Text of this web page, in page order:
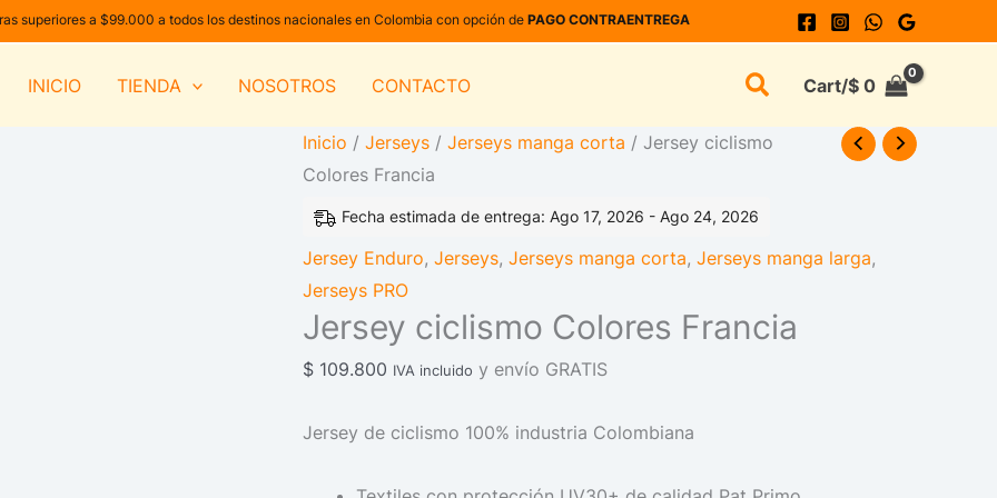
superiores a $99.000 a todos los destinos nacionales en Colombia con opción de PAGO CONTRAENTREGA
INICIO TIENDA NOSOTROS CONTACTO Buscar
Cart/$0
Inicio / Jerseys / Jerseys manga corta / Jersey ciclismo
Colores Francia
Fecha estimada de entrega: Ago 17, 2026 - Ago 24, 2026
Jersey Enduro, Jerseys, Jerseys manga corta, Jerseys manga larga,
Jerseys PRO
Jersey ciclismo Colores Francia
$ 109.800 IVA incluido y envío GRATIS
Jersey de ciclismo 100% industria Colombiana
Jersey
ciclismo
Colores
cantidad